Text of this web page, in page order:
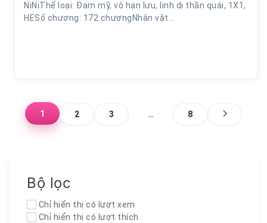
NiNiThể loại: Đam mỹ, vô hạn lưu, linh dị thần quái, 1X1,
HESố chương: 172 chươngNhân vật…
1 2 3 … 8
Bộ lọc
Chỉ hiển thị có lượt xem
Chỉ hiển thị có lượt thích